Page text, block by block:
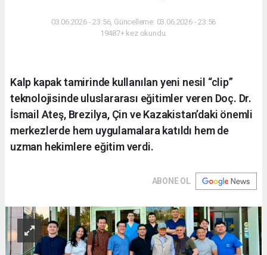
03.06.2026 - 23:56, Güncelleme: 03.06.2026 - 23:56
19487+ kez okundu.
Kalp kapak tamirinde kullanılan yeni nesil “clip”
teknolojisinde uluslararası eğitimler veren Doç. Dr.
İsmail Ateş, Brezilya, Çin ve Kazakistan’daki önemli
merkezlerde hem uygulamalara katıldı hem de
uzman hekimlere eğitim verdi.
ABONE OL